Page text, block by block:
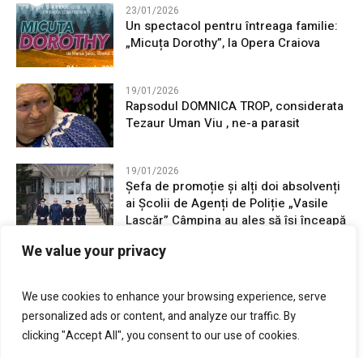
We value your privacy
We use cookies to enhance your browsing experience, serve
personalized ads or content, and analyze our traffic. By
clicking "Accept All", you consent to our use of cookies.
23/01/2026
Un spectacol pentru întreaga familie:
„Micuța Dorothy”, la Opera Craiova
19/01/2026
Rapsodul DOMNICA TROP, considerata
Tezaur Uman Viu , ne-a parasit
19/01/2026
Șefa de promoție și alți doi absolvenți
ai Școlii de Agenți de Poliție „Vasile
Lascăr” Câmpina au ales să își înceapă
Române, sărbatorită la Drobeta-Turnu
Severin